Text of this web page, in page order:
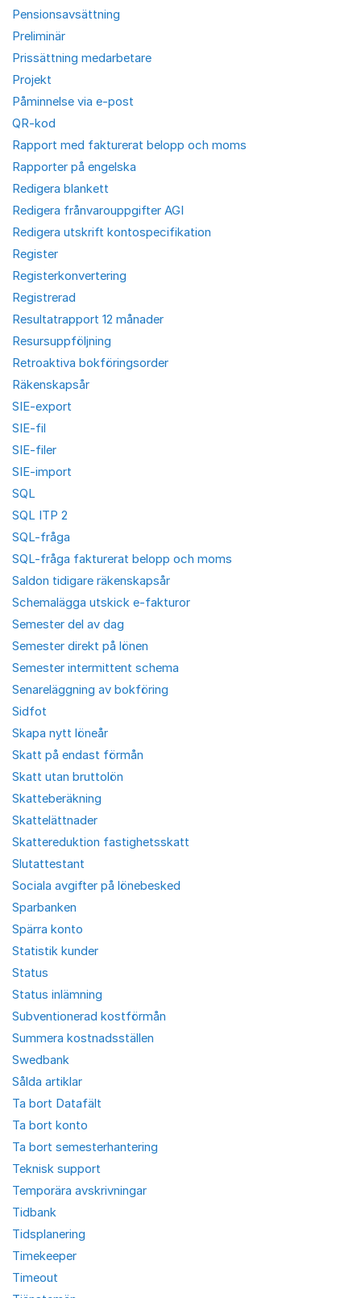
Pensionsavsättning
Preliminär
Prissättning medarbetare
Projekt
Påminnelse via e-post
QR-kod
Rapport med fakturerat belopp och moms
Rapporter på engelska
Redigera blankett
Redigera frånvarouppgifter AGI
Redigera utskrift kontospecifikation
Register
Registerkonvertering
Registrerad
Resultatrapport 12 månader
Resursuppföljning
Retroaktiva bokföringsorder
Räkenskapsår
SIE-export
SIE-fil
SIE-filer
SIE-import
SQL
SQL ITP 2
SQL-fråga
SQL-fråga fakturerat belopp och moms
Saldon tidigare räkenskapsår
Schemalägga utskick e-fakturor
Semester del av dag
Semester direkt på lönen
Semester intermittent schema
Senareläggning av bokföring
Sidfot
Skapa nytt löneår
Skatt på endast förmån
Skatt utan bruttolön
Skatteberäkning
Skattelättnader
Skattereduktion fastighetsskatt
Slutattestant
Sociala avgifter på lönebesked
Sparbanken
Spärra konto
Statistik kunder
Status
Status inlämning
Subventionerad kostförmån
Summera kostnadsställen
Swedbank
Sålda artiklar
Ta bort Datafält
Ta bort konto
Ta bort semesterhantering
Teknisk support
Temporära avskrivningar
Tidbank
Tidsplanering
Timekeeper
Timeout